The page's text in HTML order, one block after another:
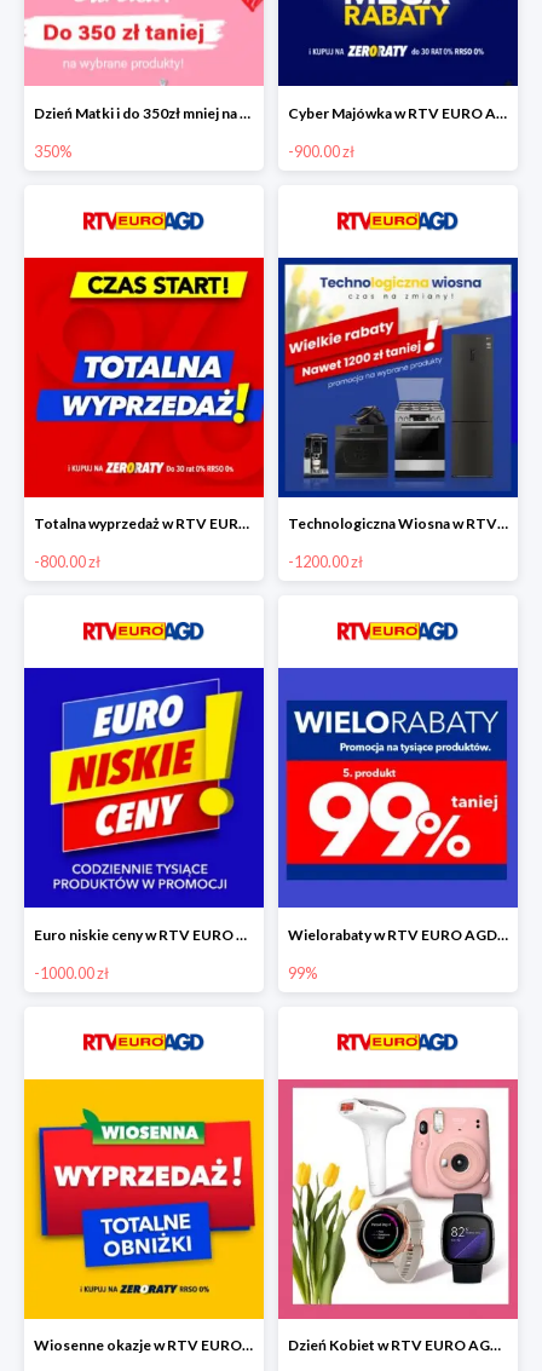
Dzień Matki i do 350zł mniej na wybrane produkty
350%
Cyber Majówka w RTV EURO AGD do -900 zł
-900.00 zł
Totalna wyprzedaż w RTV EURO AGD do -800 zł
-800.00 zł
Technologiczna Wiosna w RTV EURO AGD - rabaty do -1200 zł
-1200.00 zł
Euro niskie ceny w RTV EURO AGD do -1000 zł
-1000.00 zł
Wielorabaty w RTV EURO AGD - piąty produkt -99%
99%
Wiosenne okazje w RTV EURO AGD do -700 zł Dzień Kobiet w RTV EURO AGD do -40%